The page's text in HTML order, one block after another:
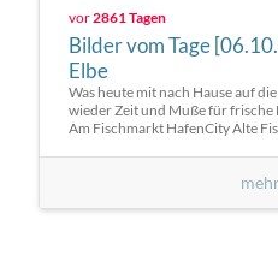
vor2861 Tagen
Bilder vom Tage
Elbe
Was heute mit nach Hause auf
wieder Zeit und Muße für
Am Fischmarkt HafenCity Alte